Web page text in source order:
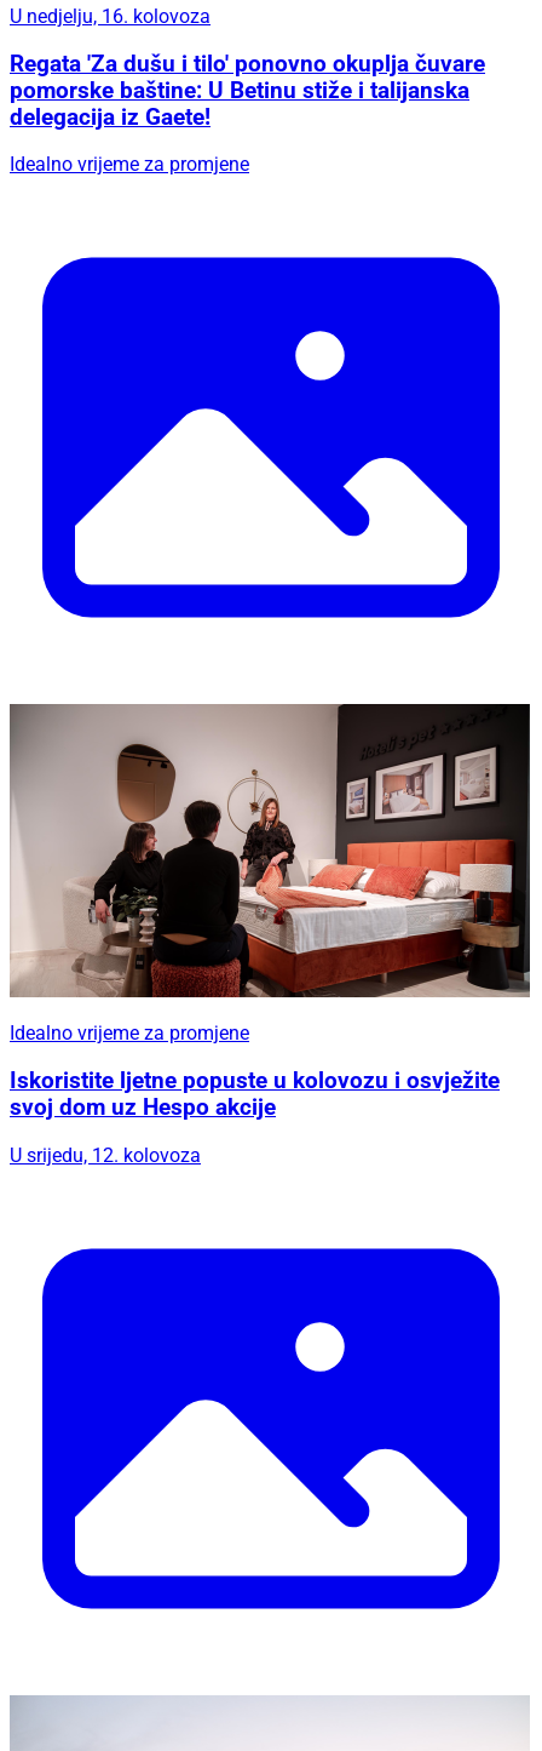
U nedjelju, 16. kolovoza
Regata 'Za dušu i tilo' ponovno okuplja čuvare
pomorske baštine: U Betinu stiže i talijanska
delegacija iz Gaete!
Idealno vrijeme za promjene
Idealno vrijeme za promjene
Iskoristite ljetne popuste u kolovozu i osvježite
svoj dom uz Hespo akcije
U srijedu, 12. kolovoza